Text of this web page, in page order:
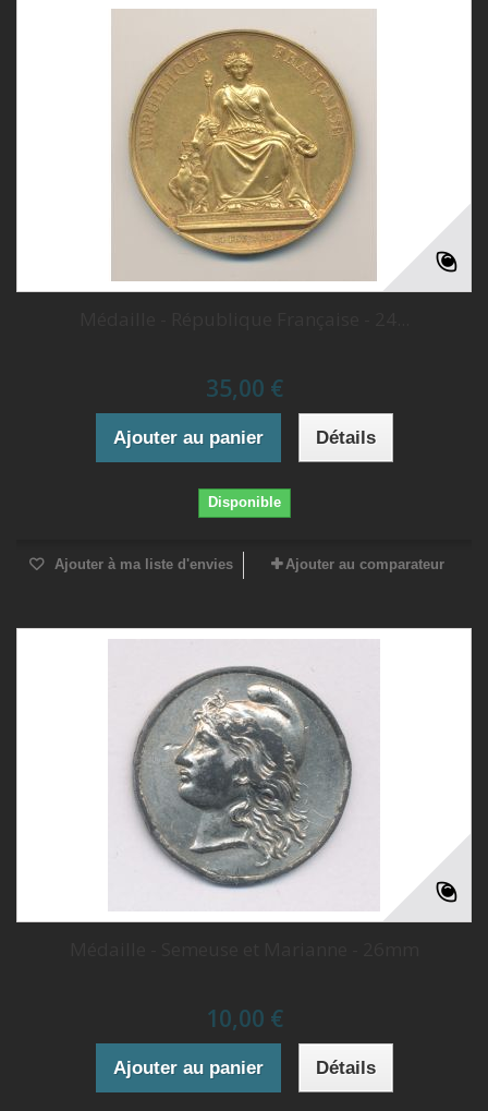
35,00 €
Ajouter au panier Détails
Disponible
Ajouter à ma liste d'envies Ajouter au comparateur
10,00 €
Ajouter au panier Détails